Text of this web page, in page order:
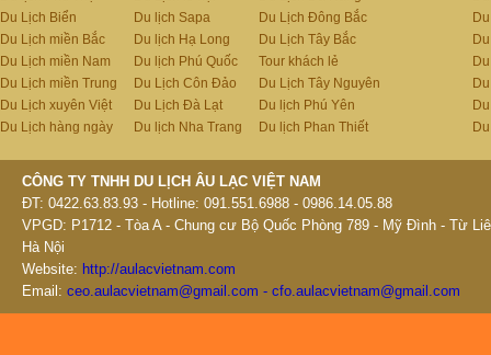
Du Lịch Biển
Du Lịch miền Bắc
Du Lịch miền Nam
Du Lịch miền Trung
Du Lịch xuyên Việt
Du Lịch hàng ngày
Du lịch Sapa
Du lịch Hạ Long
Du lịch Phú Quốc
Du Lịch Côn Đảo
Du Lịch Đà Lạt
Du lịch Nha Trang
Du Lịch Đông Bắc
Du Lịch Tây Bắc
Tour khách lẻ
Du Lịch Tây Nguyên
Du lịch Phú Yên
Du lịch Phan Thiết
CÔNG TY TNHH DU LỊCH ÂU LẠC VIỆT NAM
ĐT: 0422.63.83.93 - Hotline: 091.551.6988 - 0986.14.05.88
VPGD: P1712 - Tòa A - Chung cư Bộ Quốc Phòng 789 - Mỹ Đình - Từ
Hà Nội
Website: http://aulacvietnam.com
Email: ceo.aulacvietnam@gmail.com - cfo.aulacvietnam@gmail.com